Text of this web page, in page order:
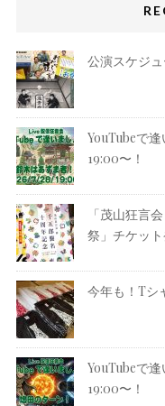
公演スケジュ
YouTubeで逢
19:00〜！
「茂山狂言
祭」チケッ
今年も！Tシ
YouTubeで逢
19:00〜！